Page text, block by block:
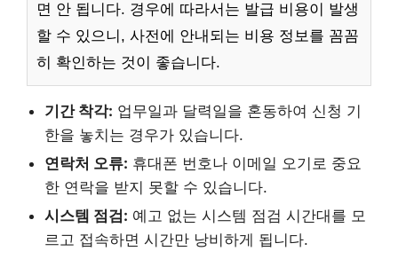
면 안 됩니다. 경우에 따라서는 발급 비용이 발생
할 수 있으니, 사전에 안내되는 비용 정보를 꼼꼼
히 확인하는 것이 좋습니다.
기간 착각: 업무일과 달력일을 혼동하여 신청 기
한을 놓치는 경우가 있습니다.
연락처 오류: 휴대폰 번호나 이메일 오기로 중요
한 연락을 받지 못할 수 있습니다.
시스템 점검: 예고 없는 시스템 점검 시간대를 모
르고 접속하면 시간만 낭비하게 됩니다.